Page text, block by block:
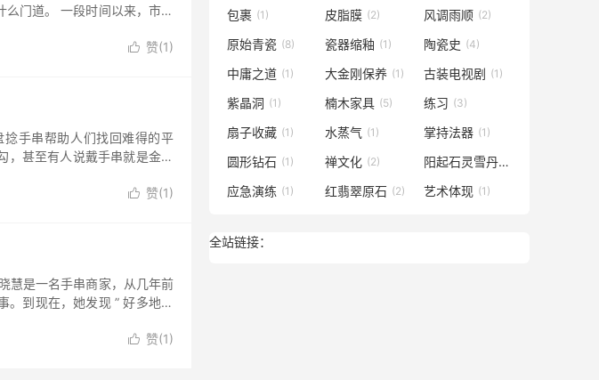
门道。 一段时间以来，市场
 赞(1)
手串帮助人们找回难得的平
，甚至有人说戴手串就是金链
 赞(1)
慧是一名手串商家，从几年前
到现在，她发现 ” 好多地方
 赞(1)
包裹 (1) 皮脂膜 (2) 风调雨顺 (2)
原始青瓷 (8) 瓷器缩釉 (1) 陶瓷史 (4)
中庸之道 (1) 大金刚保养 (1) 古装电视剧 (1)
紫晶洞 (1) 楠木家具 (5) 练习 (3)
扇子收藏 (1) 水蒸气 (1) 掌持法器 (1)
圆形钻石 (1) 禅文化 (2) 阳起石灵雪丹
(1)
应急演练 (1) 红翡翠原石 (2) 艺术体现 (1)
全站链接：